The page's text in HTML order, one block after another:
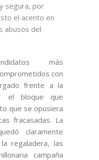
segura, por
el acento en
abusos del
más
con
frente a la
el bloque que
que se opusiera
fracasadas. La
claramente
regaladera, las
campaña